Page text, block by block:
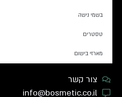
בשמי נישה
טסטרים
מארזי בישום
צור קשר
info@bosmetic.co.il